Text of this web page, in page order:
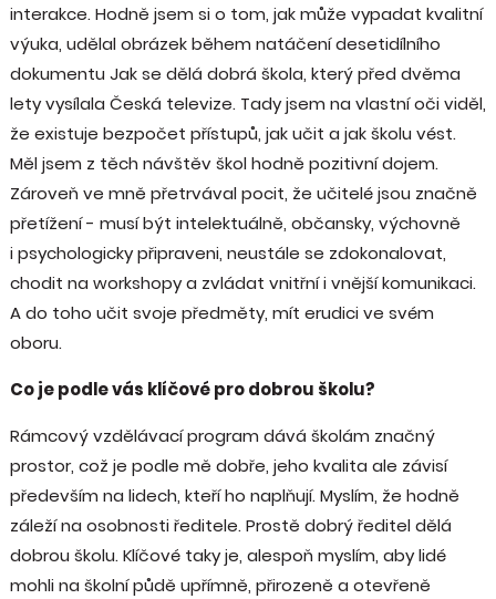
interakce. Hodně jsem si o tom, jak může vypadat kvalitní
výuka, udělal obrázek během natáčení desetidílního
dokumentu Jak se dělá dobrá škola, který před dvěma
lety vysílala Česká televize. Tady jsem na vlastní oči viděl,
že existuje bezpočet přístupů, jak učit a jak školu vést.
Měl jsem z těch návštěv škol hodně pozitivní dojem.
Zároveň ve mně přetrvával pocit, že učitelé jsou značně
přetížení - musí být intelektuálně, občansky, výchovně
i psychologicky připraveni, neustále se zdokonalovat,
chodit na workshopy a zvládat vnitřní i vnější komunikaci.
A do toho učit svoje předměty, mít erudici ve svém
oboru.
Co je podle vás klíčové pro dobrou školu?
Rámcový vzdělávací program dává školám značný
prostor, což je podle mě dobře, jeho kvalita ale závisí
především na lidech, kteří ho naplňují. Myslím, že hodně
záleží na osobnosti ředitele. Prostě dobrý ředitel dělá
dobrou školu. Klíčové taky je, alespoň myslím, aby lidé
mohli na školní půdě upřímně, přirozeně a otevřeně